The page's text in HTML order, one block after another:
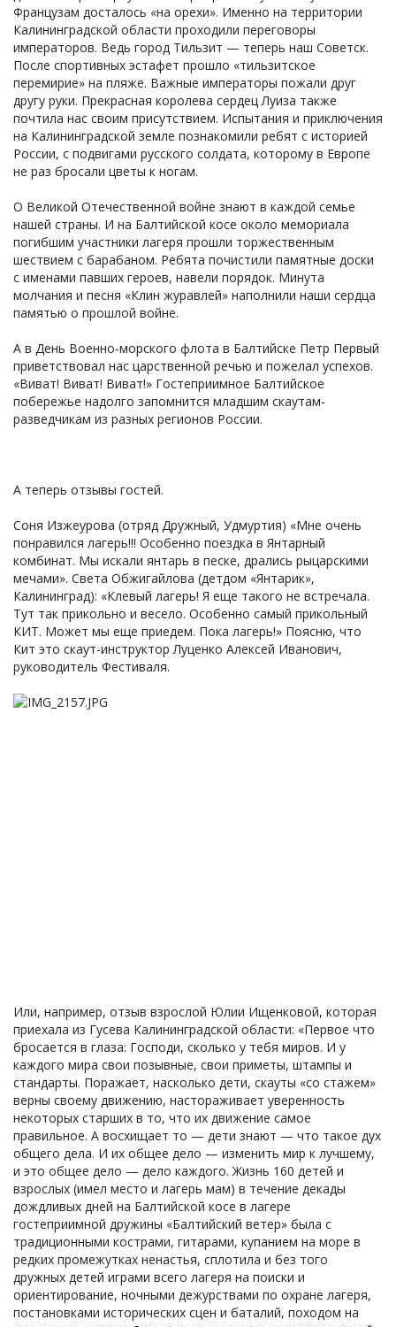
Французам досталось «на орехи». Именно на территории
Калининградской области проходили переговоры
императоров. Ведь город Тильзит — теперь наш Советск.
После спортивных эстафет прошло «тильзитское
перемирие» на пляже. Важные императоры пожали друг
другу руки. Прекрасная королева сердец Луиза также
почтила нас своим присутствием. Испытания и приключения
на Калининградской земле познакомили ребят с историей
России, с подвигами русского солдата, которому в Европе
не раз бросали цветы к ногам.
О Великой Отечественной войне знают в каждой семье
нашей страны. И на Балтийской косе около мемориала
погибшим участники лагеря прошли торжественным
шествием с барабаном. Ребята почистили памятные доски
с именами павших героев, навели порядок. Минута
молчания и песня «Клин журавлей» наполнили наши сердца
памятью о прошлой войне.
А в День Военно-морского флота в Балтийске Петр Первый
приветствовал нас царственной речью и пожелал успехов.
«Виват! Виват! Виват!» Гостеприимное Балтийское
побережье надолго запомнится младшим скаутам-
разведчикам из разных регионов России.
А теперь отзывы гостей.
Соня Изжеурова (отряд Дружный, Удмуртия) «Мне очень
понравился лагерь!!! Особенно поездка в Янтарный
комбинат. Мы искали янтарь в песке, дрались рыцарскими
мечами». Света Обжигайлова (детдом «Янтарик»,
Калининград): «Клевый лагерь! Я еще такого не встречала.
Тут так прикольно и весело. Особенно самый прикольный
КИТ. Может мы еще приедем. Пока лагерь!» Поясню, что
Кит это скаут-инструктор Луценко Алексей Иванович,
руководитель Фестиваля.
Или, например, отзыв взрослой Юлии Ищенковой, которая
приехала из Гусева Калининградской области: «Первое что
бросается в глаза: Господи, сколько у тебя миров. И у
каждого мира свои позывные, свои приметы, штампы и
стандарты. Поражает, насколько дети, скауты «со стажем»
верны своему движению, настораживает уверенность
некоторых старших в то, что их движение самое
правильное. А восхищает то — дети знают — что такое дух
общего дела. И их общее дело — изменить мир к лучшему,
и это общее дело — дело каждого. Жизнь 160 детей и
взрослых (имел место и лагерь мам) в течение декады
дождливых дней на Балтийской косе в лагере
гостеприимной дружины «Балтийский ветер» была с
традиционными кострами, гитарами, купанием на море в
редких промежутках ненастья, сплотила и без того
дружных детей играми всего лагеря на поиски и
ориентирование, ночными дежурствами по охране лагеря,
постановками исторических сцен и баталий, походом на